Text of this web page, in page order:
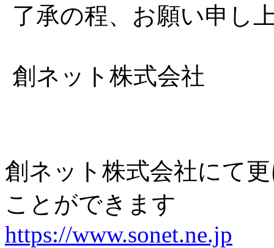
了承の程、お願い申し
創ネット株式会社
創ネット株式会社にて
ことができます
https://www.sonet.ne.jp